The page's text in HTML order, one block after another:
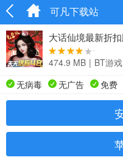
可凡下载站
大话仙境最新折
474.9 MB | BT游戏
无病毒
无广告 免费